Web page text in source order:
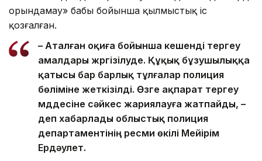
орындамау» бабы бойынша қылмыстық іс
қозғалған.
– Аталған оқиға бойынша кешенді тергеу
амалдары жүргізілуде. Құқық бұзушылыққа
қатысы бар барлық тұлғалар полиция
бөліміне жеткізілді. Өзге ақпарат тергеу
мүддесіне сәйкес жариялауға жатпайды, –
деп хабарлады облыстық полиция
департаментінің ресми өкілі Мейірім
Ердәулет.